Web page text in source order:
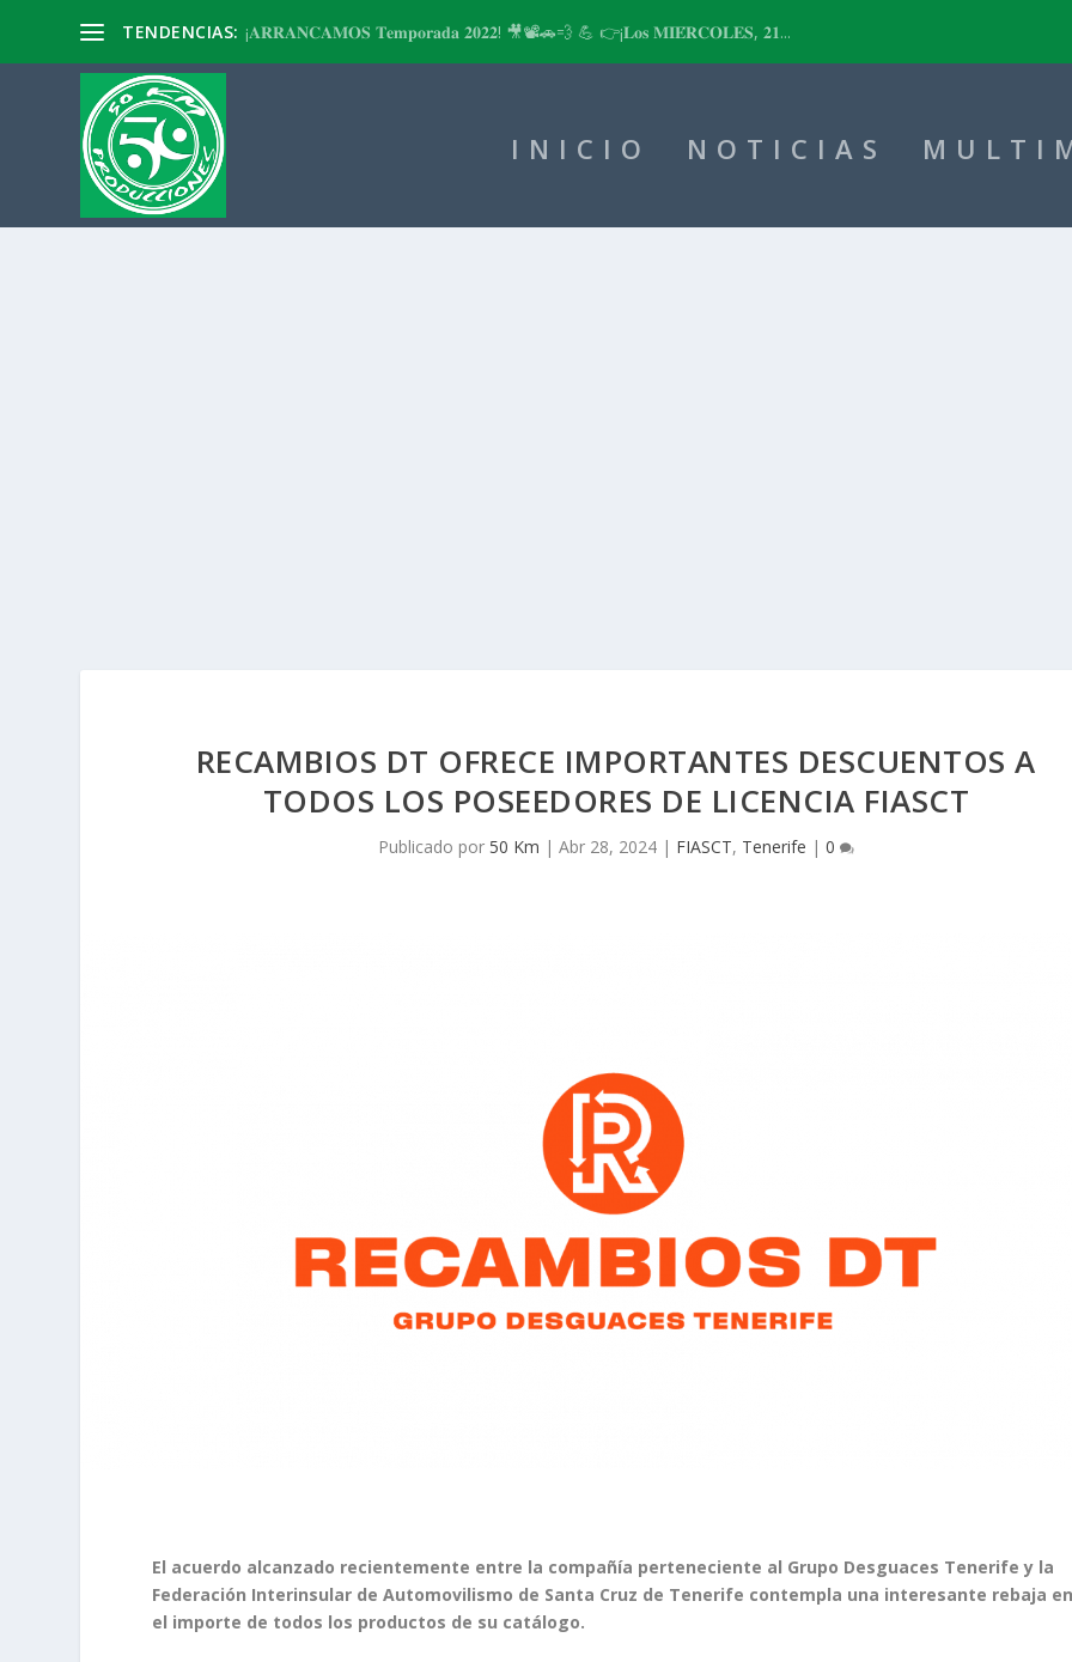
TENDENCIAS: ¡𝐀𝐑𝐑𝐀𝐍𝐂𝐀𝐌𝐎𝐒 𝐓𝐞𝐦𝐩𝐨𝐫𝐚𝐝𝐚 𝟐𝟎𝟐𝟐! 🎥📽🚗💨 💪 👉¡𝐋𝐨𝐬 𝐌𝐈𝐄́𝐑𝐂𝐎𝐋𝐄𝐒, 𝟐𝟏...
INICIO NOTICIAS
RECAMBIOS DT OFRECE IMPORTANTES DESCUENTOS A
TODOS LOS POSEEDORES DE LICENCIA FIASCT
Publicado por 50 Km | Abr 28, 2024| FIASCT, Tenerife | 0
El acuerdo alcanzado recientemente entre la compañía perteneciente al Grupo Desguaces Tenerife y la
Federación Interinsular de Automovilismo de Santa Cruz de Tenerife contempla una interesante rebaja
el importe de todos los productos de su catálogo.